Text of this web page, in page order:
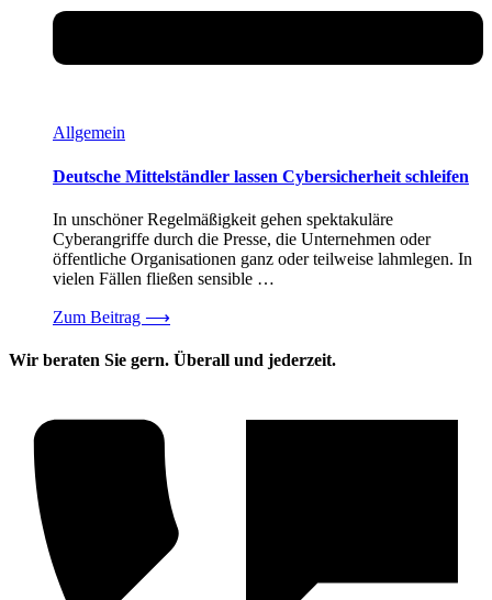
Allgemein
Deutsche Mittelständler lassen Cybersicherheit schleifen
In unschöner Regelmäßigkeit gehen spektakuläre
Cyberangriffe durch die Presse, die Unternehmen oder
öffentliche Organisationen ganz oder teilweise lahmlegen. In
vielen Fällen fließen sensible …
Zum Beitrag ⟶
Wir beraten Sie gern. Überall und jederzeit.